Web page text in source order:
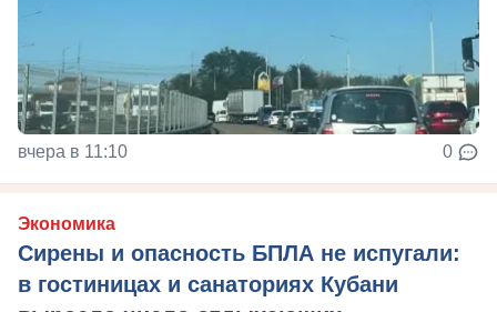
вчера в 11:10 0
Экономика
Сирены и опасность БПЛА не испугали:
в гостиницах и санаториях Кубани